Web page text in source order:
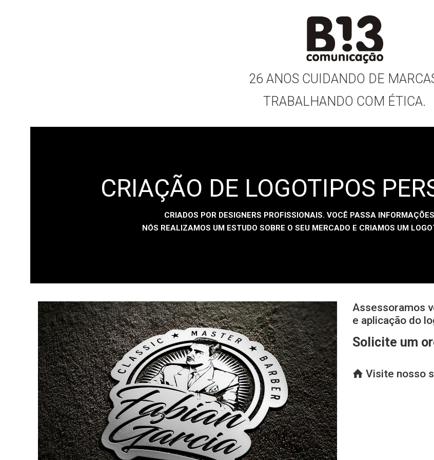
26 ANOS CUIDANDO DE
TRABALHANDO COM ÉTICA.
CRIAÇÃO DE LOGOTIPOS
CRIADOS POR DESIGNERS PROFISSIONAIS. VOCÊ PASSA
NÓS REALIZAMOS UM ESTUDO SOBRE O SEU MERCADO E CRIAMOS UM
Assessoramos
e aplicação do
Solicite um
Visite nosso